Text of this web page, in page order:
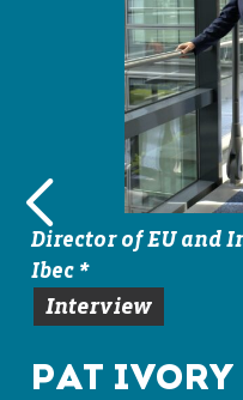
Director of EU and
Ibec *
Interview
PAT IVORY